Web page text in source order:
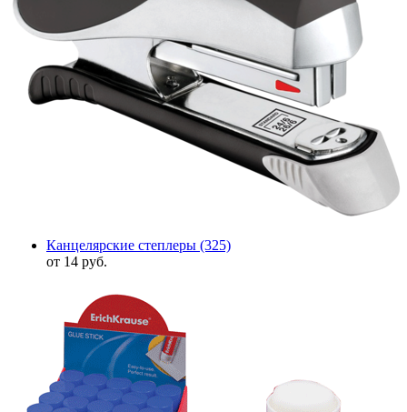
Канцелярские степлеры (325)
от 14 руб.